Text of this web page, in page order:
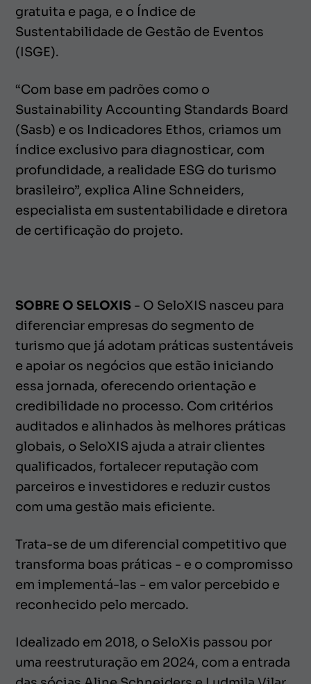
gratuita e paga, e o Índice de
Sustentabilidade de Gestão de Eventos
(ISGE).
“Com base em padrões como o
Sustainability Accounting Standards Board
(Sasb) e os Indicadores Ethos, criamos um
índice exclusivo para diagnosticar, com
profundidade, a realidade ESG do turismo
brasileiro”, explica Aline Schneiders,
especialista em sustentabilidade e diretora
de certificação do projeto.
SOBRE O SELOXIS - O SeloXIS nasceu para
diferenciar empresas do segmento de
turismo que já adotam práticas sustentáveis
e apoiar os negócios que estão iniciando
essa jornada, oferecendo orientação e
credibilidade no processo. Com critérios
auditados e alinhados às melhores práticas
globais, o SeloXIS ajuda a atrair clientes
qualificados, fortalecer reputação com
parceiros e investidores e reduzir custos
com uma gestão mais eficiente.
Trata-se de um diferencial competitivo que
transforma boas práticas - e o compromisso
em implementá-las - em valor percebido e
reconhecido pelo mercado.
Idealizado em 2018, o SeloXis passou por
uma reestruturação em 2024, com a entrada